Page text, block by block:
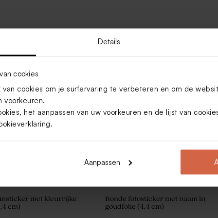
Details
cookies
cookies om je surfervaring te verbeteren en om de
voorkeuren.
het aanpassen van uw voorkeuren en de lijst van
.
Aanpassen
pastelkleuren 1kg (±
met kleurrijke
cm)
Ronde fotosticker met naam in
goudfolie (4,4 cm)